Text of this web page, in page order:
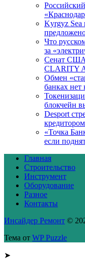
Kyrgyz
Что
за
Сенат США
CLARITY
Обмен
банках
блокчейн
Desport
кредитором
«Точка
если
Главная
Строительство
Инструмент
Оборудование
Разное
Контакты
Инсайдер Ремонт ©
Тема от WP Puzzle
➤